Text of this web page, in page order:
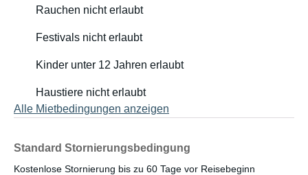
Rauchen nicht erlaubt
Festivals nicht erlaubt
Kinder unter 12 Jahren erlaubt
Haustiere nicht erlaubt
Alle Mietbedingungen anzeigen
Standard Stornierungsbedingung
Kostenlose Stornierung bis zu 60 Tage vor Reisebeginn